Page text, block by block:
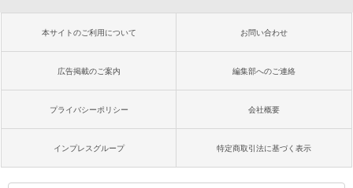
本サイトのご利用について お問い合わせ
広告掲載のご案内 編集部へのご連絡
プライバシーポリシー 会社概要
インプレスグループ 特定商取引法に基づく表示